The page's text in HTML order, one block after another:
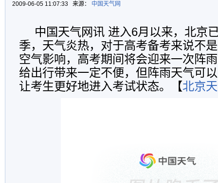
2009-06-05 11:07:33 来源： 中国天气网
中国天气网讯 进入6月以来，北京
季，天气炎热，对于高考备考来说不
空气影响，高考期间将会迎来一次阵
给出行带来一定不便，但阵雨天气可
让考生更好地进入考试状态。【北京